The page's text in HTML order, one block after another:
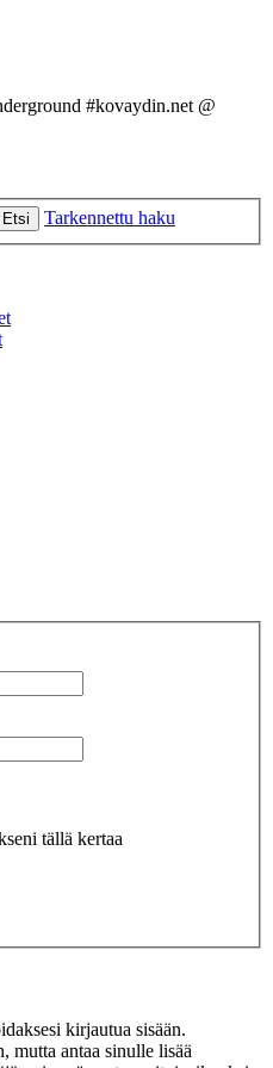
#kovaydin.net @
Etsi Tarkennettu haku
tällä kertaa
kirjautua sisään.
mutta antaa sinulle lisää